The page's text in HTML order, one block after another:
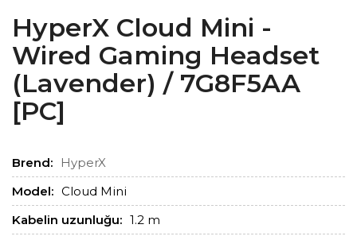
HyperX Cloud Mini -
Wired Gaming Headset
(Lavender) / 7G8F5AA
[PC]
Brend:
HyperX
Model: Cloud Mini
Kabelin uzunluğu: 1.2 m